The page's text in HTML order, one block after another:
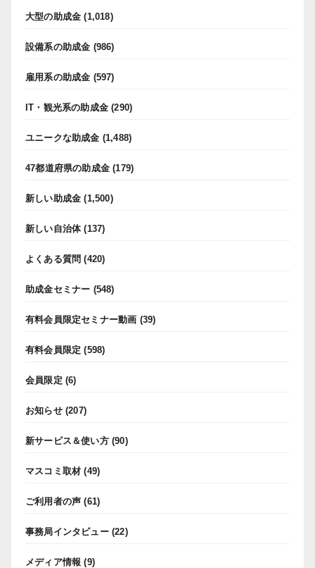
大型の助成金 (1,018)
設備系の助成金 (986)
雇用系の助成金 (597)
IT・観光系の助成金 (290)
ユニークな助成金 (1,488)
47都道府県の助成金 (179)
新しい助成金 (1,500)
新しい自治体(137)
よくある質問 (420)
助成金セミナー (548)
有料会員限定セミナー動画 (39)
有料会員限定 (598)
会員限定 (6)
お知らせ(207)
新サービス＆使い方(90)
マスコミ取材 (49)
ご利用者の声 (61)
事務局インタビュー(22)
メディア情報 (9)